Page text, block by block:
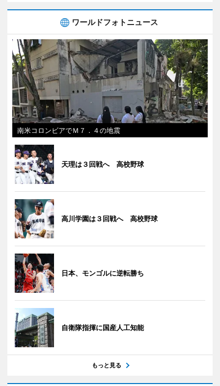
ワールドフォトニュース
南米コロンビアでＭ７．４の地震
天理は３回戦へ 高校野球
高川学園は３回戦へ 高校野球
日本、モンゴルに逆転勝ち
自衛隊指揮に国産人工知能
もっと見る